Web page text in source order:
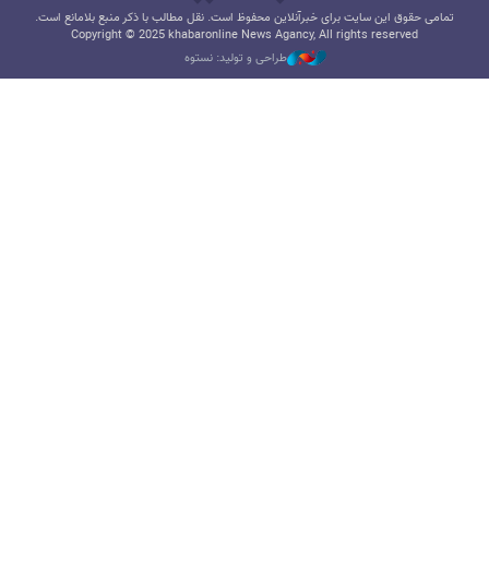
تمامی حقوق این سایت برای خبرآنلاین محفوظ است. نقل مطالب با ذکر منبع بلامانع است.
Copyright © 2025 khabaronline News Agancy, All rights reserved
طراحی و تولید: نستوه